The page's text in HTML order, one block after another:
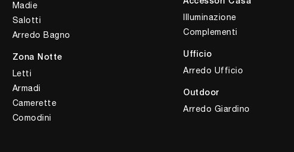
Madie
Salotti
Arredo Bagno
Zona Notte
Letti
Armadi
Camerette
Comodini
Illuminazione
Complementi
Ufficio
Arredo Ufficio
Outdoor
Arredo Giardino